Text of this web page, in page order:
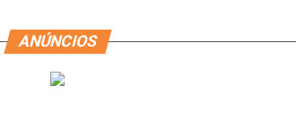
ANÚNCIOS